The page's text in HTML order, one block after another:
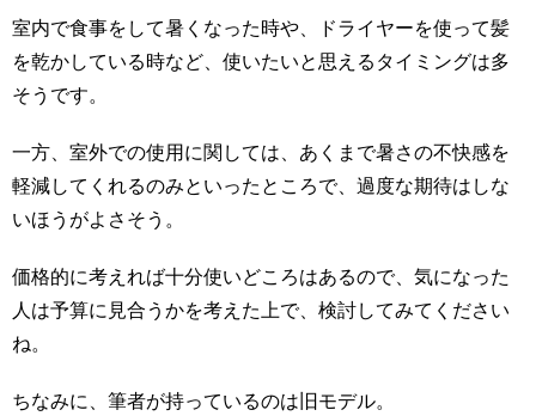
室内で食事をして暑くなった時や、ドライヤーを使って髪
を乾かしている時など、使いたいと思えるタイミングは多
そうです。
一方、室外での使用に関しては、あくまで暑さの不快感を
軽減してくれるのみといったところで、過度な期待はしな
いほうがよさそう。
価格的に考えれば十分使いどころはあるので、気になった
人は予算に見合うかを考えた上で、検討してみてください
ね。
ちなみに、筆者が持っているのは旧モデル。